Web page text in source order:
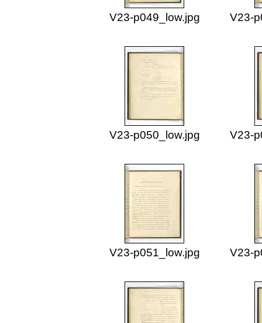
V23-p049_low.jpg V23-
V23-p050_low.jpg V23-
V23-p051_low.jpg V23-